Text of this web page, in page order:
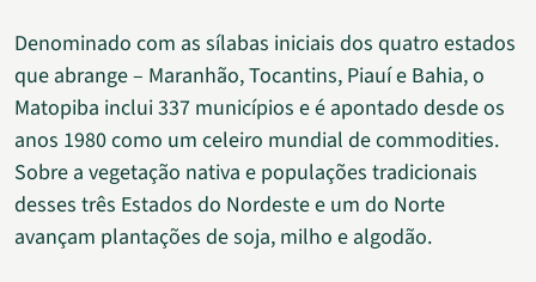
Denominado com as sílabas iniciais dos quatro estados
que abrange – Maranhão, Tocantins, Piauí e Bahia, o
Matopiba inclui 337 municípios e é apontado desde os
anos 1980 como um celeiro mundial de commodities.
Sobre a vegetação nativa e populações tradicionais
desses três Estados do Nordeste e um do Norte
avançam plantações de soja, milho e algodão.